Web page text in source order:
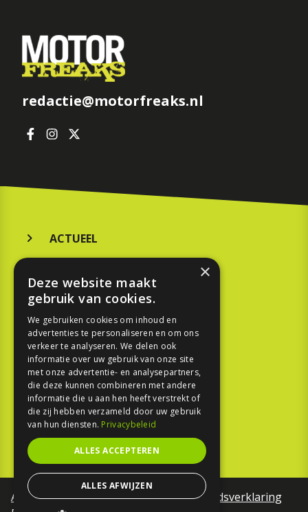
redactie@motorfreaks.nl
ACTUEEL
KOOPGIDS
TESTEN
SPORT
REPORTAGE
TOUREN
NIEUWSBRIEF
Algemene voorwaardenToegankelijkheidsverklaring
×
Deze website maakt
gebruik van cookies.
We gebruiken cookies om inhoud en
advertenties te personaliseren en om ons
verkeer te analyseren. We delen ook
informatie over uw gebruik van onze site
met onze advertentie- en analysepartners,
die deze kunnen combineren met andere
informatie die u aan hen heeft verstrekt of
die zij hebben verzameld door uw gebruik
van hun diensten. Privacybeleid
ALLES ACCEPTEREN
ALLES AFWIJZEN